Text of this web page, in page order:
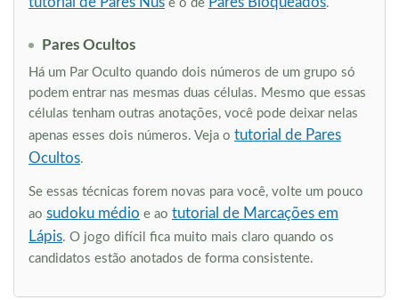
e o de .
Pares Ocultos
Há um Par Oculto quando dois números de um grupo só
podem entrar nas mesmas duas células. Mesmo que essas
células tenham outras anotações, você pode deixar nelas
apenas esses dois números. Veja o tutorial de Pares
Ocultos.
Se essas técnicas forem novas para você, volte um pouco
ao sudoku médio e ao tutorial de Marcações em
Lápis. O jogo difícil fica muito mais claro quando os
candidatos estão anotados de forma consistente.